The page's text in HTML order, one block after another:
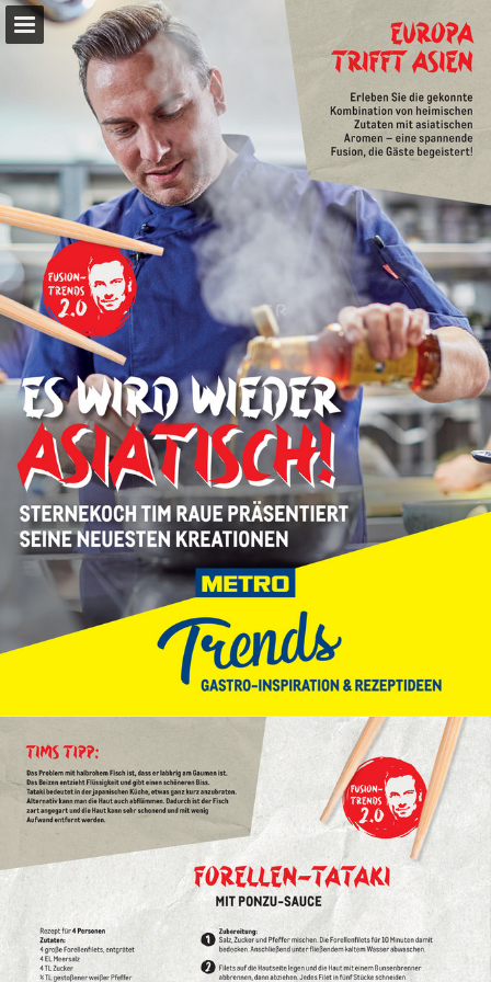
metro.de
Seitenübersicht
Ähnliche Publikationen
PDF herunterladen
Suchen